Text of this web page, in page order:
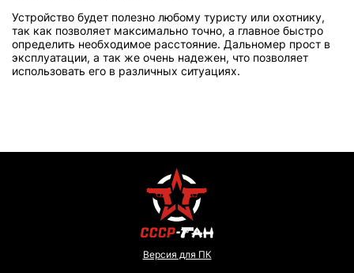
Устройство будет полезно любому туристу или охотнику,
так как позволяет максимально точно, а главное быстро
определить необходимое расстояние. Дальномер прост в
эксплуатации, а так же очень надежен, что позволяет
использовать его в различных ситуациях.
Версия для ПК